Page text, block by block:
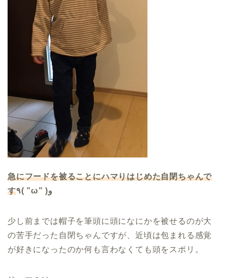
急にフードを被ることにハマりはじめた自閉ちゃんで
す
٩( ”ω” )و
少し前までは帽子を筆頭に頭になにかを被せるのが大
の苦手だった自閉ちゃんですが、近頃は包まれる感覚
が好きになったのか何も言わなくても頭をスポリ。